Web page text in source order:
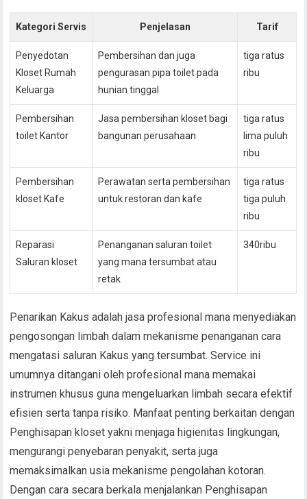
Kategori Servis Penjelasan Tarif
Penyedotan
Kloset Rumah
Keluarga
Pembersihan dan juga
pengurasan pipa toilet pada
hunian tinggal
tiga ratus
ribu
Pembersihan
toilet Kantor
Jasa pembersihan kloset bagi
bangunan perusahaan
tiga ratus
lima puluh
ribu
Pembersihan
kloset Kafe
Perawatan serta pembersihan
untuk restoran dan kafe
tiga ratus
tiga puluh
ribu
Reparasi
Saluran kloset
Penanganan saluran toilet
yang mana tersumbat atau
retak
340ribu
Penarikan Kakus adalah jasa profesional mana menyediakan
pengosongan limbah dalam mekanisme penanganan cara
mengatasi saluran Kakus yang tersumbat. Service ini
umumnya ditangani oleh profesional mana memakai
instrumen khusus guna mengeluarkan limbah secara efektif
efisien serta tanpa risiko. Manfaat penting berkaitan dengan
Penghisapan kloset yakni menjaga higienitas lingkungan,
mengurangi penyebaran penyakit, serta juga
memaksimalkan usia mekanisme pengolahan kotoran.
Dengan cara secara berkala menjalankan Penghisapan